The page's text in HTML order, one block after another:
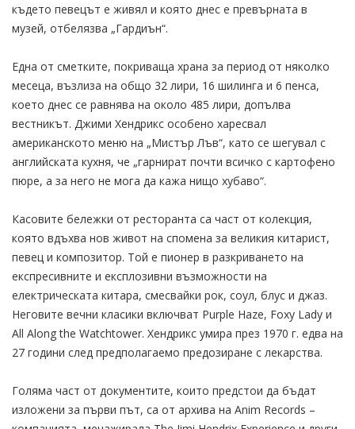
където певецът е живял и която днес е превърната в
музей, отбелязва „Гардиън“.
Една от сметките, покриваща храна за период от няколко
месеца, възлиза на общо 32 лири, 16 шилинга и 6 пенса,
което днес се равнява на около 485 лири, допълва
вестникът. Джими Хендрикс особено харесвал
американското меню на „Мистър Лъв“, като се шегувал с
английската кухня, че „гарнират почти всичко с картофено
пюре, а за него не мога да кажа нищо хубаво“.
Касовите бележки от ресторанта са част от колекция,
която вдъхва нов живот на спомена за великия китарист,
певец и композитор. Той е пионер в разкриването на
експресивните и експлозивни възможности на
електрическата китара, смесвайки рок, соул, блус и джаз.
Неговите вечни класики включват Purple Haze, Foxy Lady и
All Along the Watchtower. Хендрикс умира през 1970 г. едва на
27 години след предполагаемо предозиране с лекарства.
Голяма част от документите, които предстои да бъдат
изложени за първи път, са от архива на Anim Records –